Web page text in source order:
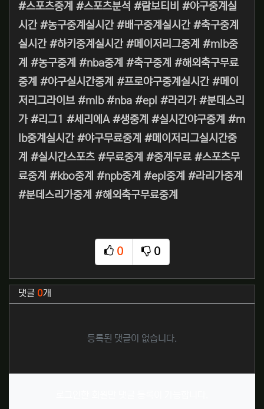
#스포츠중계 #스포츠분석 #람보티비 #야구중계실
시간 #농구중계실시간 #배구중계실시간 #축구중계
실시간 #하키중계실시간 #메이저리그중계 #mlb중
계 #농구중계 #nba중계 #축구중계 #해외축구무료
중계 #야구실시간중계 #프로야구중계실시간 #메이
저리그라이브 #mlb #nba #epl #라리가 #분데스리
가 #리그1 #세리에A #생중계 #실시간야구중계 #m
lb중계실시간 #야구무료중계 #메이저리그실시간중
계 #실시간스포츠 #무료중계 #중계무료 #스포츠무
료중계 #kbo중계 #npb중계 #epl중계 #라리가중계
#분데스리가중계 #해외축구무료중계
0
추천
0
비추천
관련자료
댓글 0개
등록된 댓글이 없습니다.